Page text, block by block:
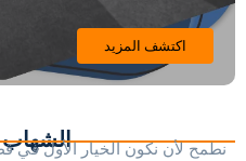
نطمح لأن نكون الخيار الأول في
اكتشف المزيد